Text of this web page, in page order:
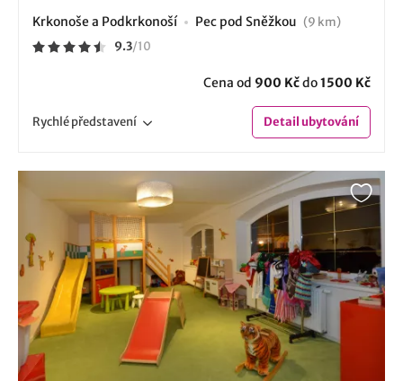
Krkonoše a Podkrkonoší Pec pod Sněžkou (9 km)
9.3/10
Cena od 900 Kčdo1500 Kč
Rychlépředstavení Detailubytování